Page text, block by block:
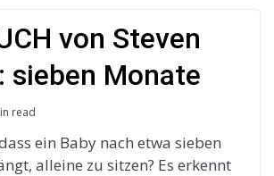
von Steven
sieben Monate
read
ein Baby nach etwa sieben
alleine zu sitzen? Es erkennt